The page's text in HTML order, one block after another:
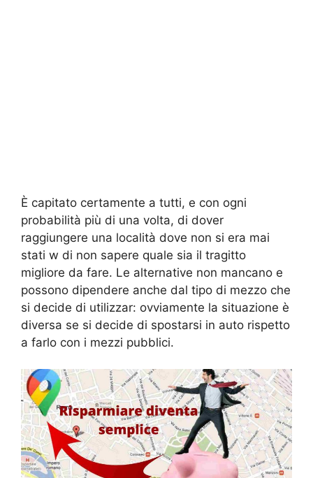
È capitato certamente a tutti, e con ogni
probabilità più di una volta, di dover
raggiungere una località dove non si era mai
stati w di non sapere quale sia il tragitto
migliore da fare. Le alternative non mancano e
possono dipendere anche dal tipo di mezzo che
si decide di utilizzar: ovviamente la situazione è
diversa se si decide di spostarsi in auto rispetto
a farlo con i mezzi pubblici.